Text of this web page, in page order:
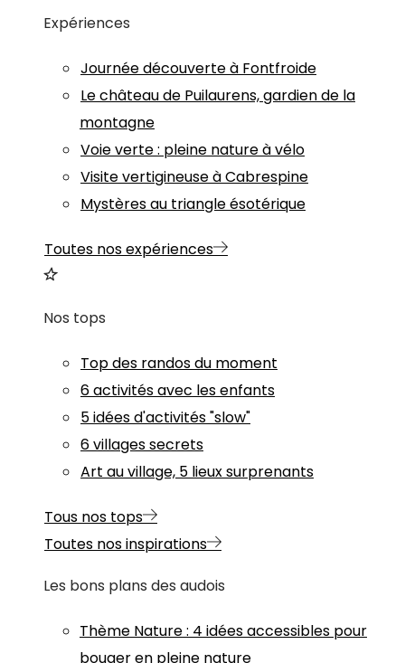
Expériences
Journée découverte à Fontfroide
Le château de Puilaurens, gardien de la
montagne
Voie verte : pleine nature à vélo
Visite vertigineuse à Cabrespine
Mystères au triangle ésotérique
Toutes nos expériences
Nos tops
Top des randos du moment
6 activités avec les enfants
5 idées d'activités "slow"
6 villages secrets
Art au village, 5 lieux surprenants
Tous nos tops
Toutes nos inspirations
Les bons plans des audois
Thème Nature: 4 idées accessibles pour
bouger en pleine nature